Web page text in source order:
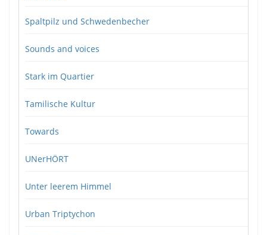
Spaltpilz und Schwedenbecher
Sounds and voices
Stark im Quartier
Tamilische Kultur
Towards
UNerHÖRT
Unter leerem Himmel
Urban Triptychon